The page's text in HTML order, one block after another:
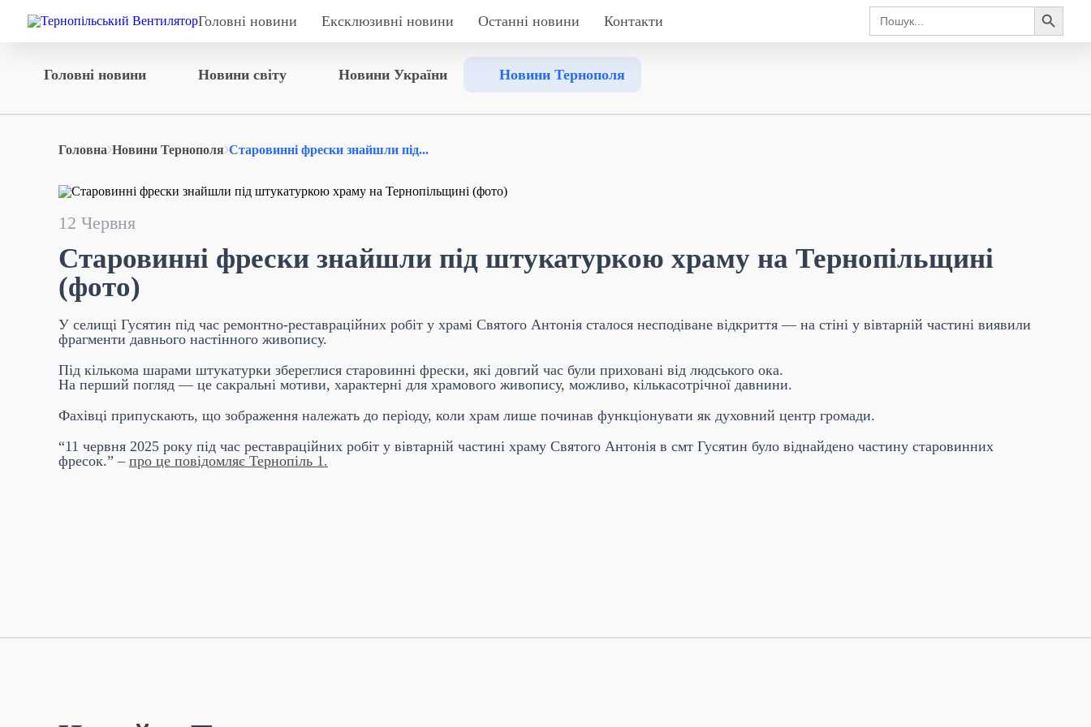
Головні новини Ексклюзивні новини Останні новини Контакти
Search
for:
Search Button
Головні новини Новини світу Новини України Новини Тернополя
Головна Новини Тернополя Старовинні фрески знайшли під...
12 Червня
Старовинні фрески знайшли під штукатуркою храму на Тернопільщині
(фото)
У селищі Гусятин під час ремонтно-реставраційних робіт у храмі Святого Антонія сталося несподіване відкриття — на стіні у вівтарній частині виявили
фрагменти давнього настінного живопису.
Під кількома шарами штукатурки збереглися старовинні фрески, які довгий час були приховані від людського ока.
На перший погляд — це сакральні мотиви, характерні для храмового живопису, можливо, кількасотрічної давнини.
Фахівці припускають, що зображення належать до періоду, коли храм лише починав функціонувати як духовний центр громади.
“11 червня 2025 року під час реставраційних робіт у вівтарній частині храму Святого Антонія в смт Гусятин було віднайдено частину старовинних
фресок.” – про це повідомляє Тернопіль 1.